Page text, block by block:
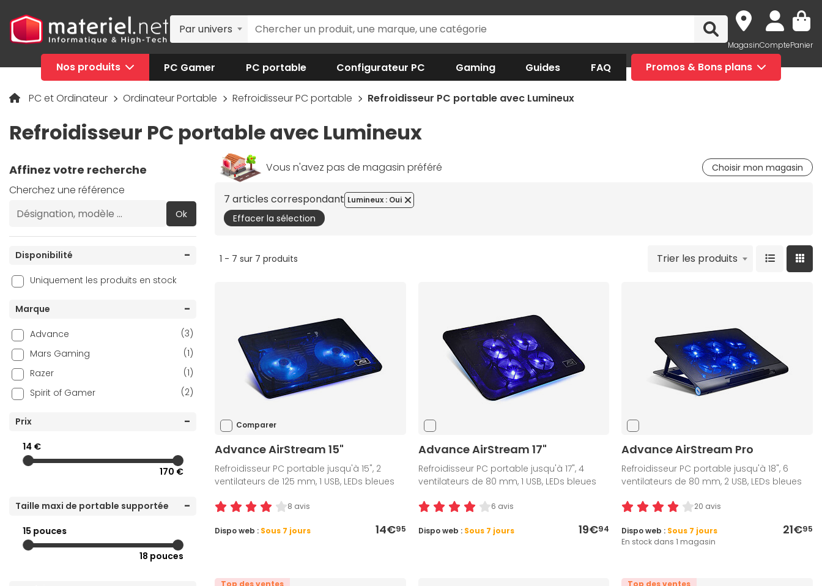
Par univers
MagasinComptePanier
Nos produits PC Gamer PC portable Configurateur PC Gaming Guides FAQ Promos & Bons plans
PC et Ordinateur Ordinateur Portable Refroidisseur PC portable Refroidisseur PC portable avec Lumineux
Refroidisseur PC portable avec Lumineux
Affinez votre recherche
Cherchez une référence
Ok
Disponibilité
Uniquement les produits en stock
Marque
Advance
(3)
Mars Gaming
(1)
Razer
(1)
Spirit of Gamer
(2)
Prix
14 €
170 €
Taille maxi de portable supportée
15 pouces
18 pouces
Vous n'avez pas de magasin préféré Choisir mon magasin
7 articles correspondant
Effacer la sélection
Lumineux : Oui
1 - 7 sur 7 produits Trier les produits
Comparer
Advance AirStream 15"
Refroidisseur PC portable jusqu'à 15", 2
ventilateurs de 125 mm, 1 USB, LEDs bleues
8 avis
14€95
Dispo web : Sous 7 jours
Advance AirStream 17"
Refroidisseur PC portable jusqu'à 17", 4
ventilateurs de 80 mm, 1 USB, LEDs bleues
6 avis
19€94
Dispo web : Sous 7 jours
Advance AirStream Pro
Refroidisseur PC portable jusqu'à 18", 6
ventilateurs de 80 mm, 2 USB, LEDs bleues
20 avis
21€95
Dispo web : Sous 7 jours
En stock dans 1 magasin